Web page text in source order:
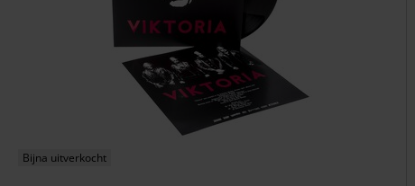
Bijna uitverkocht